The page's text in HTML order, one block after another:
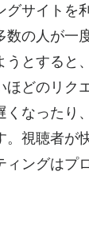
グサイトを
数の人が一
うとすると
どのリク
くなったり
。視聴者が
ィングはプ